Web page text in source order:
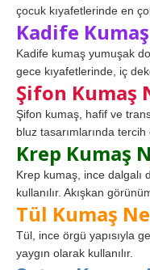
çocuk kıyafetlerinde en
Kadife
Kadife kumaş yumuşak
gece kıyafetlerinde, iç
Şifon Kumaş
Şifon kumaş, hafif ve
bluz tasarımlarında
Krep Kumaş
Krep kumaş, ince dalgalı
kullanılır. Akışkan
Tül Kumaş
Tül, ince örgü yapısıyla
yaygın olarak kullanılır.